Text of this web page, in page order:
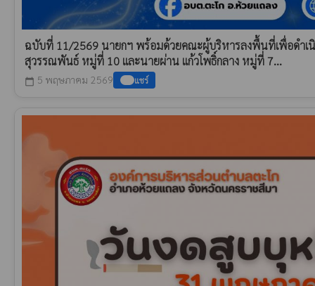
ฉบับที่ 11/2569 นายกฯ พร้อมด้วยคณะผู้บริหารลงพื้นที่เพื่อดำเ
สุวรรณพันธ์ หมู่ที่ 10 และนายผ่าน แก้วโพธิ์กลาง หมู่ที่ 7...
calendar_today 5 พฤษภาคม 2569 แชร์